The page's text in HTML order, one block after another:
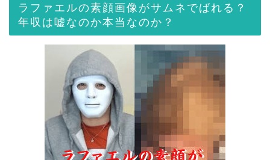
ラファエルの素顔画像がサムネでばれる？
年収は嘘なのか本当なのか？